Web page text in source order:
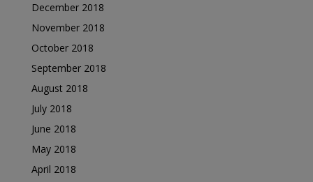
December 2018
November 2018
October 2018
September 2018
August 2018
July 2018
June 2018
May 2018
April 2018